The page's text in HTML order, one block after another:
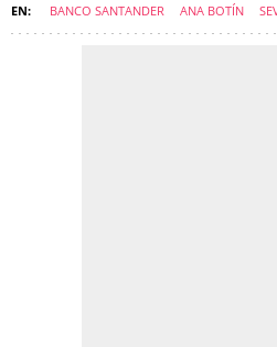
BANCO SANTANDER ANA BOTÍN